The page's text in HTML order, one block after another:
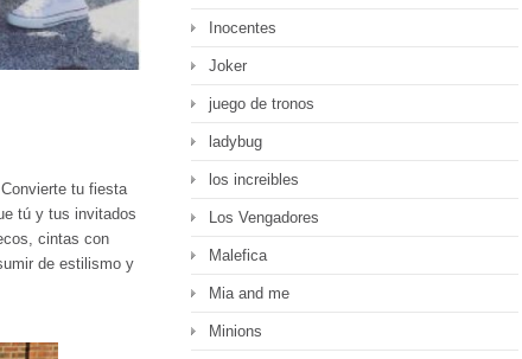
Convierte tu fiesta
tú y tus invitados
cintas con
de estilismo y
Inocentes
Joker
juego de tronos
ladybug
los increibles
Los Vengadores
Malefica
Mia and me
Minions